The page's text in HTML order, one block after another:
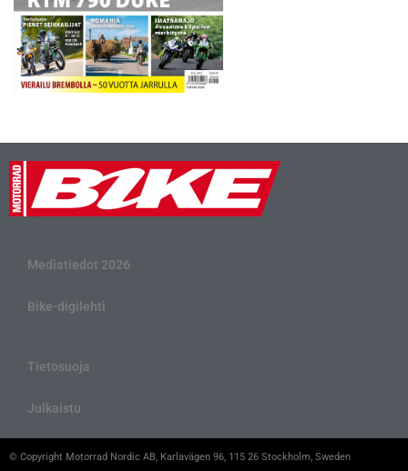
Mediatiedot 2026
Bike-digilehti
Tietosuoja
Julkaistu
© Copyright Motorrad Nordic AB, Karlavägen 96, 115 26 Stockholm, Sweden